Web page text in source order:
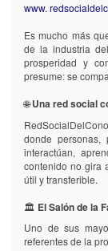
www.
Es mucho más
de la industria
prosperidad y
presume: se
🌐Una red social
donde personas,
interactúan,
contenido no gira
útil y transferible.
🏛️ El Salón de la
Uno de sus
referentes de la